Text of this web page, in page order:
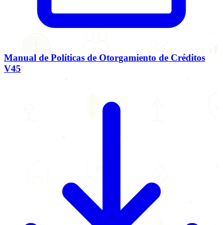
Manual de Políticas de Otorgamiento de Créditos
V45